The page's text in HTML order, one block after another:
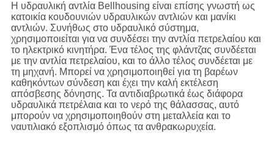
Η υδραυλική αντλία Bellhousing είναι επίσης γνωστή ως
κατοικία κουδουνιών υδραυλικών αντλιών και μανίκι
αντλιών. Συνήθως στο υδραυλικό σύστημα,
χρησιμοποιείται για να συνδέσει την αντλία πετρελαίου και
το ηλεκτρικό κινητήρα. Ένα τέλος της φλάντζας συνδέεται
με την αντλία πετρελαίου, και το άλλο τέλος συνδέεται με
τη μηχανή. Μπορεί να χρησιμοποιηθεί για τη βαρέων
καθηκόντων σύνδεση και έχει την καλή εκτέλεση
απόσβεσης δόνησης. Τα αντιδιαβρωτικά έως διάφορα
υδραυλικά πετρέλαια και το νερό της θάλασσας, αυτό
μπορούν να χρησιμοποιηθούν στη μεταλλεία και το
ναυτιλιακό εξοπλισμό όπως τα ανθρακωρυχεία.